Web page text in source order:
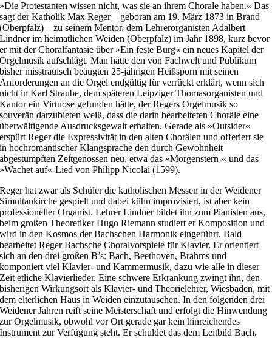
»Die Protestanten wissen nicht, was sie an ihrem Chorale haben.« Das
sagt der Katholik Max Reger – geboran am 19. März 1873 in Brand
(Oberpfalz) – zu seinem Mentor, dem Lehrerorganisten Adalbert
Lindner im heimatlichen Weiden (Oberpfalz) im Jahr 1898, kurz bevor
er mit der Choralfantasie über »Ein feste Burg« ein neues Kapitel der
Orgelmusik aufschlägt. Man hätte den von Fachwelt und Publikum
bisher misstrauisch beäugten 25-jährigen Heißsporn mit seinen
Anforderungen an die Orgel endgültig für verrückt erklärt, wenn sich
nicht in Karl Straube, dem späteren Leipziger Thomasorganisten und
Kantor ein Virtuose gefunden hätte, der Regers Orgelmusik so
souverän darzubieten weiß, dass die darin bearbeiteten Choräle eine
überwältigende Ausdrucksgewalt erhalten. Gerade als »Outsider«
erspürt Reger die Expressivität in den alten Chorälen und offeriert sie
in hochromantischer Klangsprache den durch Gewohnheit
abgestumpften Zeitgenossen neu, etwa das »Morgenstern-« und das
»Wachet auf«-Lied von Philipp Nicolai (1599).
Reger hat zwar als Schüler die katholischen Messen in der Weidener
Simultankirche gespielt und dabei kühn improvisiert, ist aber kein
professioneller Organist. Lehrer Lindner bildet ihn zum Pianisten aus,
beim großen Theoretiker Hugo Riemann studiert er Komposition und
wird in den Kosmos der Bachschen Harmonik eingeführt. Bald
bearbeitet Reger Bachsche Choralvorspiele für Klavier. Er orientiert
sich an den drei großen B’s: Bach, Beethoven, Brahms und
komponiert viel Klavier- und Kammermusik, dazu wie alle in dieser
Zeit etliche Klavierlieder. Eine schwere Erkrankung zwingt ihn, den
bisherigen Wirkungsort als Klavier- und Theorielehrer, Wiesbaden, mit
dem elterlichen Haus in Weiden einzutauschen. In den folgenden drei
Weidener Jahren reift seine Meisterschaft und erfolgt die Hinwendung
zur Orgelmusik, obwohl vor Ort gerade gar kein hinreichendes
Instrument zur Verfügung steht. Er schuldet das dem Leitbild Bach.